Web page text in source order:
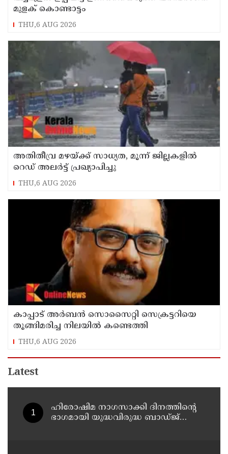
മുളക് കൊണ്ടാട്ടം
THU,6 AUG 2026
അതിതീവ്ര മഴയ്ക്ക് സാധ്യത, മൂന്ന് ജില്ലകളിൽ
റെഡ് അലർട്ട് പ്രഖ്യാപിച്ചു
THU,6 AUG 2026
കാപ്പാട് അര്‍ബന്‍ സൊസൈറ്റി സെക്രട്ടറിയെ
തൂങ്ങിമരിച്ച നിലയില്‍ കണ്ടെത്തി
THU,6 AUG 2026
Latest
ഹിരോഷിമ നാഗസാക്കി ദിനത്തിന്റെ
ഭാഗമായി യുദ്ധവിരുദ്ധ ബാഡ്ജ്